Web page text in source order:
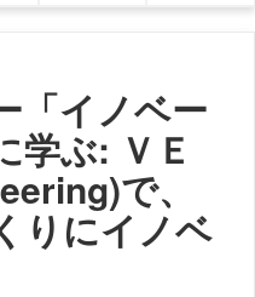
「イノベー
学ぶ: ＶＥ
で、
りにイノベ